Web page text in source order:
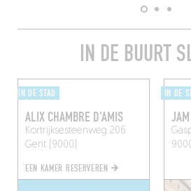
IN DE BUURT
IN DE STAD
ALIX CHAMBRE D'AMIS
Kortrijksesteenweg 206
Gent (9000)
EEN KAMER RESERVEREN
IN DE